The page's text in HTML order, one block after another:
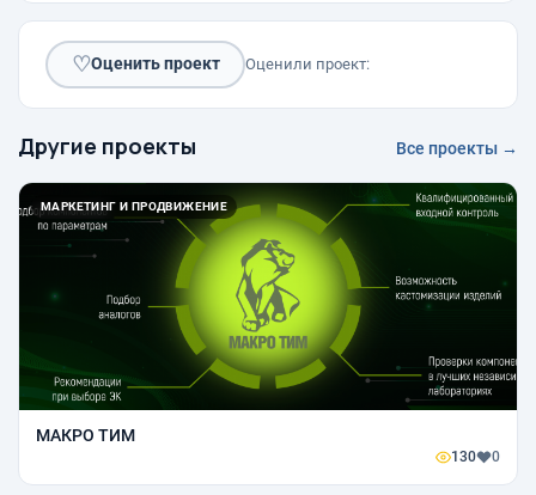
♡Оценить проект Оценили проект:
Другие проекты Все проекты →
МАРКЕТИНГ И ПРОДВИЖЕНИЕ
МАКРО ТИМ
130 0